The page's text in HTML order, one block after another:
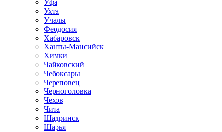
Уфа
Ухта
Учалы
Феодосия
Хабаровск
Ханты-Мансийск
Химки
Чайковский
Чебоксары
Череповец
Черноголовка
Чехов
Чита
Шадринск
Шарья